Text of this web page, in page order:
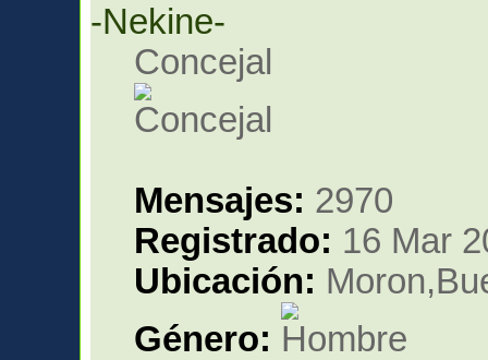
-Nekine-
Concejal
Mensajes: 2970
Registrado: 16 Mar
Ubicación:
Género: